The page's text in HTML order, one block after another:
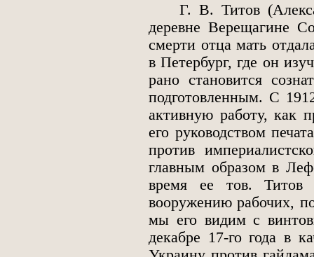
Г. В. Титов
деревне Верещагине
смерти отца мать
в Петербург, где он
рано становится
подготовленным. С
активную работу, как
его руководством
против
главным образом в
время ее тов. Титов
вооружению рабочих,
мы его видим с
декабре 17-го года в